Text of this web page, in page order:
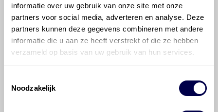
informatie over uw gebruik van onze site met onze
partners voor social media, adverteren en analyse. Deze
partners kunnen deze gegevens combineren met andere
informatie die u aan ze heeft verstrekt of die ze hebben
verzameld op basis van uw gebruik van hun services.
Noodzakelijk
Veelgestelde vragen over
de Mercedes-Benz C-
klasse